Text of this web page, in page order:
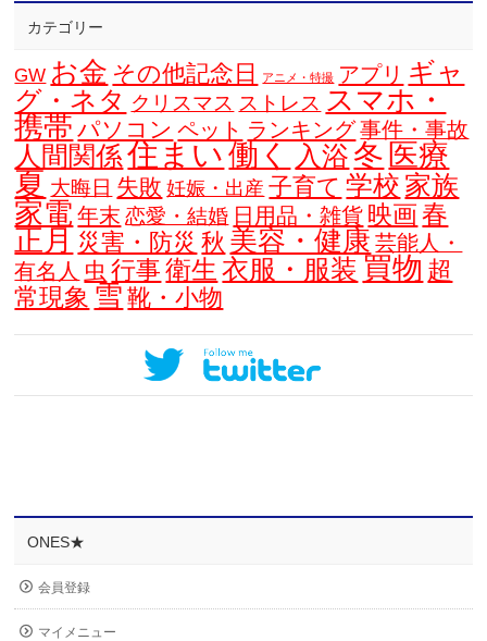
カテゴリー
GW お金 その他記念日 アニメ・特撮 アプリ ギャ
グ・ネタ クリスマス ストレス スマホ・
携帯 パソコン ペット ランキング事件・事故
人間関係住まい 働く 入浴 冬 医療
夏 大晦日 失敗 妊娠・出産 子育て 学校 家族
家電 年末 恋愛・結婚 日用品・雑貨 映画 春
正月 災害・防災 秋 美容・健康 芸能人・
有名人 虫 行事 衛生 衣服・服装 買物 超
常現象 雪 靴・小物
ONES★
会員登録
マイメニュー